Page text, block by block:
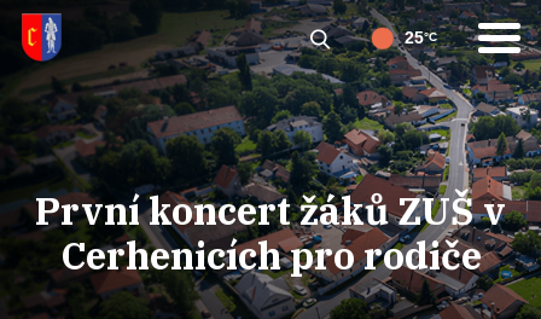
25°C
První koncert žáků ZUŠ v
Cerhenicích pro rodiče